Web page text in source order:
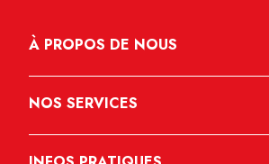
À PROPOS DE NOUS
NOS SERVICES